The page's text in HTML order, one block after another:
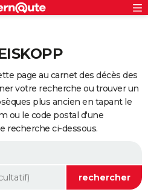
page au carnet des décès des
votre recherche ou trouver un
plus ancien en tapant le
ou le code postal d'une
recherche ci-dessous.